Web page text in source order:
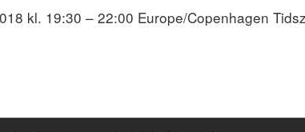
kl. 19:30 – 22:00 Europe/Copenhagen